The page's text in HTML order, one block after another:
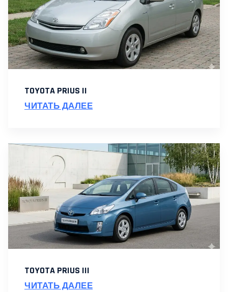
TOYOTA PRIUS II
ЧИТАТЬ ДАЛЕЕ
TOYOTA PRIUS III
ЧИТАТЬ ДАЛЕЕ